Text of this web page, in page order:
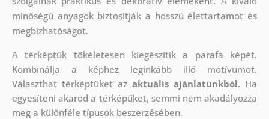
minőségű anyagok biztosítják a hosszú élettartamot és
megbízhatóságot.
A térképtűk tökéletesen kiegészítik a parafa képét.
Kombinálja a képhez leginkább illő motívumot.
Választhat térképtűket azaktuális ajánlatunkból. Ha
egyesíteni akarod a térképűket, semmi nem akadályozza
meg a különféle típusok beszerzésében.